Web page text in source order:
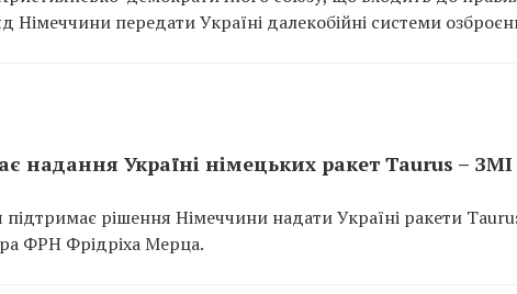
Німеччини передати Україні далекобійні системи
надання Україні німецьких ракет Taurus – ЗМІ
рішення Німеччини надати Україні ракети
ФРН Фрідріха Мерца.